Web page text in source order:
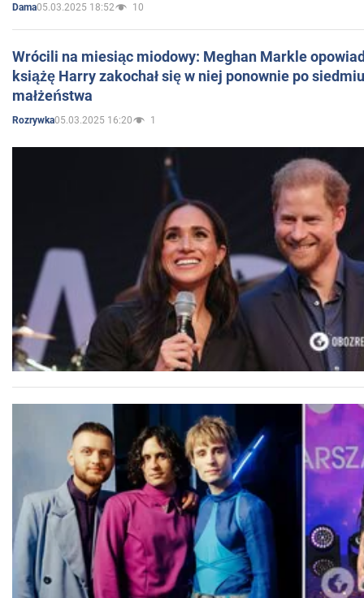
Dama05.03.2025 18:52 10
Wrócili na miesiąc miodowy: Meghan Markle
książę Harry zakochał się w niej ponownie po
małżeństwa
Rozrywka05.03.2025 16:20 1